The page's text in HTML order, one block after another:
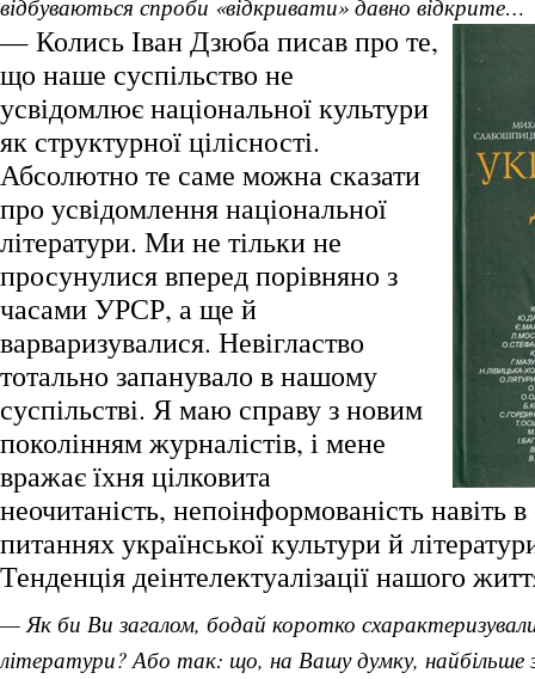
відбуваються спроби «відкривати» давно відкрите…
— Колись Іван Дзюба писав про те,
що наше суспільство не
усвідомлює національної культури
як структурної цілісності.
Абсолютно те саме можна сказати
про усвідомлення національної
літератури. Ми не тільки не
просунулися вперед порівняно з
часами УРСР, а ще й
варваризувалися. Невігластво
тотально запанувало в нашому
суспільстві. Я маю справу з новим
поколінням журналістів, і мене
вражає їхня цілковита
неочитаність, непоінформованість навіть
питаннях української культури й
Тенденція деінтелектуалізації нашого
— Як би Ви загалом, бодай коротко
літератури? Або так: що, на Вашу думку, найбільше